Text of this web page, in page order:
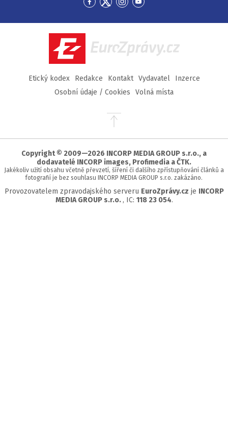
Přejít
Facebook
Přejít
Twitter
Přejít
Instagram
Přejít
YouTube
EuroZprávy.cz
Etický kodex Redakce Kontakt Vydavatel
Inzerce
Osobní údaje / Cookies
Volná místa
Přejít
stránky
Copyright © 2009—2026 INCORP MEDIA GROUP s.r.o., a
dodavatelé INCORP images, Profimedia a ČTK.
Jakékoliv užití obsahu včetně převzetí, šíření či dalšího zpřístupňování článků a
fotografií je bez souhlasu INCORP MEDIA GROUP s.r.o. zakázáno.
Provozovatelem zpravodajského serveru EuroZprávy.cz je INCORP
MEDIA GROUP s.r.o. , IC: 118 23 054.